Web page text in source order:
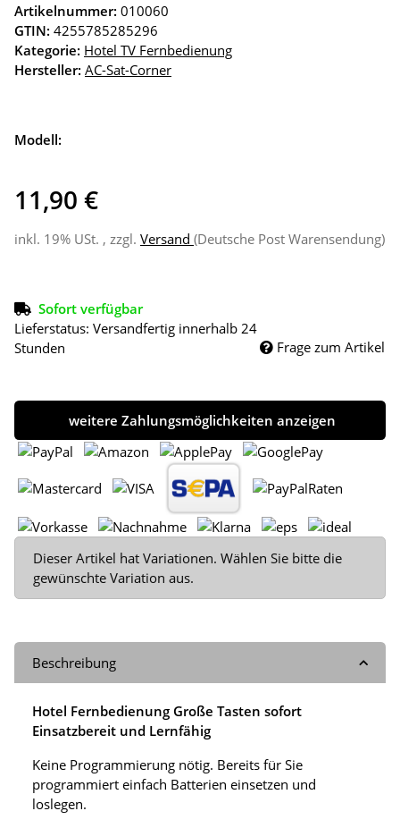
Artikelnummer: 010060
GTIN: 4255785285296
Kategorie: Hotel TV Fernbedienung
Hersteller: AC-Sat-Corner
Modell:
11,90 €
inkl. 19% USt. , zzgl. Versand (Deutsche Post Warensendung)
Sofort verfügbar
Lieferstatus: Versandfertig innerhalb 24
Stunden
Frage zum Artikel
weitere Zahlungsmöglichkeiten anzeigen
x
Dieser Artikel hat Variationen. Wählen Sie bitte die
gewünschte Variation aus.
Beschreibung
Hotel Fernbedienung Große Tasten sofort
Einsatzbereit und Lernfähig
Keine Programmierung nötig. Bereits für Sie
programmiert einfach Batterien einsetzen und
loslegen.